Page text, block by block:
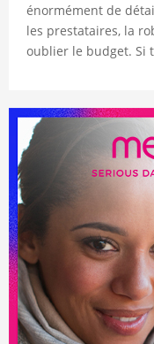
énormément de
les prestataires, la
oublier le budget. Si